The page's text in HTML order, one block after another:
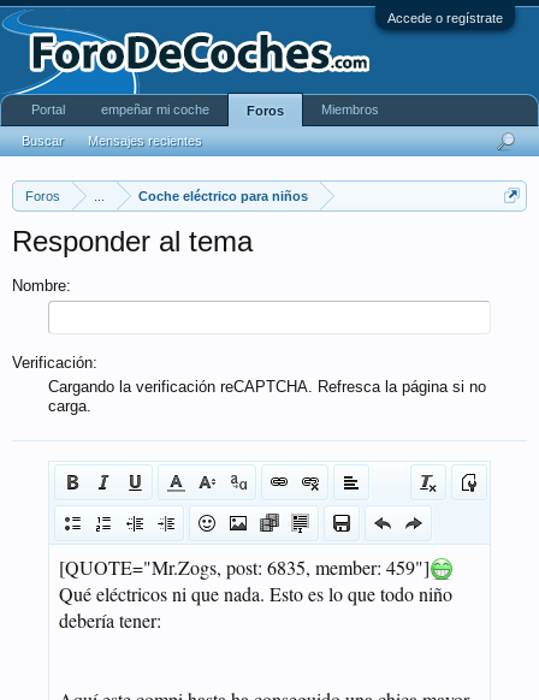
Accede o regístrate
Foros Coche eléctrico para niños
Responder al tema
Nombre:
Verificación:
Cargando la verificación reCAPTCHA. Refresca la página si no
carga.
Portal empeñar mi coche Foros
Buscar Mensajes recientes
Miembros